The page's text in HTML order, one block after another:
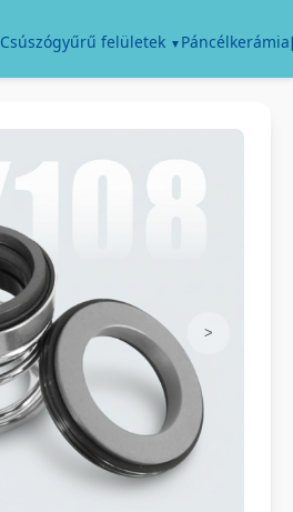
Csúszógyűrű felületek Páncélkerámia
>